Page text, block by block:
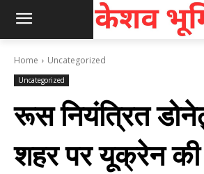
Home Uncategorized
Uncategorized
रूस नियंत्रित
शहर पर यूक्रेन